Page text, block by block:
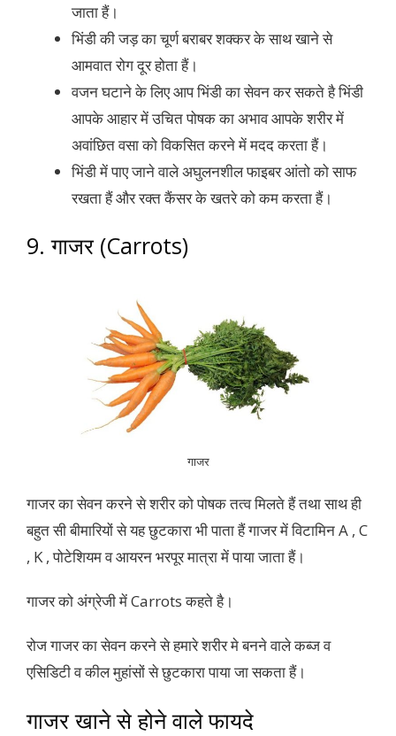
जाता हैं।
भिंडी की जड़ का चूर्ण बराबर शक्कर के साथ खाने से
आमवात रोग दूर होता हैं।
वजन घटाने के लिए आप भिंडी का सेवन कर सकते है भिंडी
आपके आहार में उचित पोषक का अभाव आपके शरीर में
अवांछित वसा को विकसित करने में मदद करता हैं।
भिंडी में पाए जाने वाले अघुलनशील फाइबर आंतो को साफ
रखता हैं और रक्त कैंसर के खतरे को कम करता हैं।
9. गाजर (Carrots)
गाजर
गाजर का सेवन करने से शरीर को पोषक तत्व मिलते हैं तथा साथ ही
बहुत सी बीमारियों से यह छुटकारा भी पाता हैं गाजर में विटामिन A , C
, K , पोटेशियम व आयरन भरपूर मात्रा में पाया जाता हैं।
गाजर को अंग्रेजी में Carrots कहते है।
रोज गाजर का सेवन करने से हमारे शरीर मे बनने वाले कब्ज व
एसिडिटी व कील मुहांसों से छुटकारा पाया जा सकता हैं।
गाजर खाने से होने वाले फायदे